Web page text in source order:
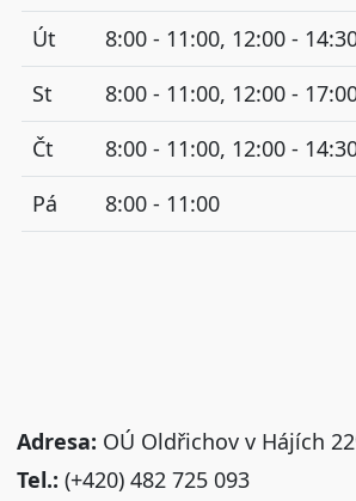
Út
8:00 - 11:00, 12:00 -
St
8:00 - 11:00, 12:00 -
Čt
8:00 - 11:00, 12:00 -
Pá
8:00 - 11:00
Adresa: OÚ Oldřichov v Hájích
Tel.: (+420) 482 725 093